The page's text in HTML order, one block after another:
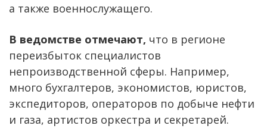
а также военнослужащего.
В ведомстве отмечают, что в регионе
переизбыток специалистов
непроизводственной сферы. Например,
много бухгалтеров, экономистов, юристов,
экспедиторов, операторов по добыче нефти
и газа, артистов оркестра и секретарей.